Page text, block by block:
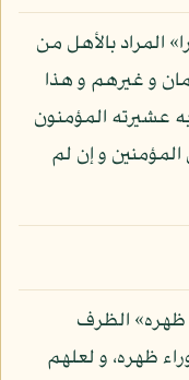
المراد بالأهل من
و غيرهم و هذا
عشيرته المؤمنون
و إن لم
ظهره» الظرف
ظهره، و لعلهم